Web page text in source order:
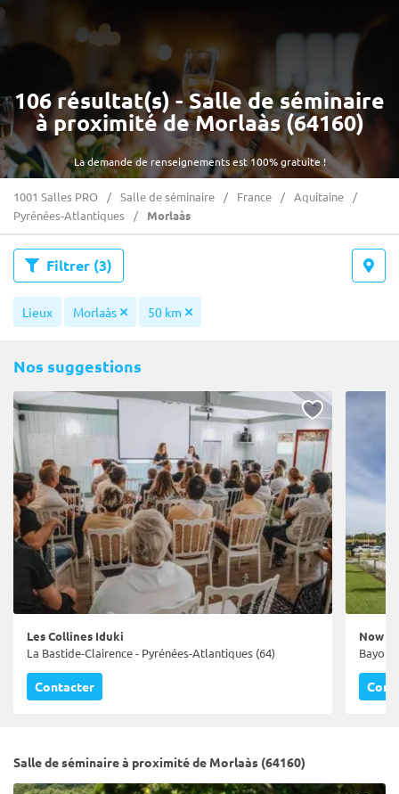
La demande de renseignements est 100% gratuite !
106 résultat(s) - Salle de séminaire
à proximité de Morlaàs (64160)
1001 Salles PRO Salle de séminaire France
Aquitaine
Pyrénées-Atlantiques
Morlaàs
Filtrer (3)
Lieux Morlaàs 50 km
Nos suggestions
Les Collines Iduki
La Bastide-Clairence - Pyrénées-Atlantiques (64)
Contacter
Now
Salle de séminaire à proximité de Morlaàs (64160)